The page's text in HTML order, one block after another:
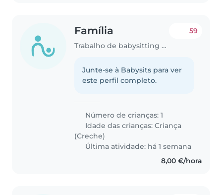
Família
Trabalho de babysitting em Lisboa
59
Junte-se à Babysits para ver
este perfil completo.
Número de crianças: 1
Idade das crianças:Criança
(Creche)
Última atividade: há 1 semana
8,00 €/hora